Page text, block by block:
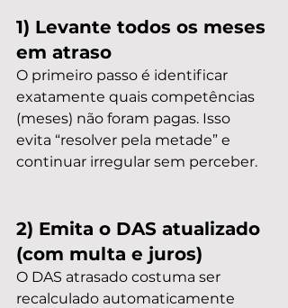
1) Levante todos os meses
em atraso
O primeiro passo é identificar
exatamente quais competências
(meses) não foram pagas. Isso
evita “resolver pela metade” e
continuar irregular sem perceber.
2) Emita o DAS atualizado
(com multa e juros)
O DAS atrasado costuma ser
recalculado automaticamente